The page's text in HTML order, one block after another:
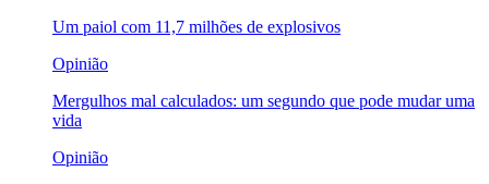
Um paiol com 11,7 milhões de explosivos
Opinião
Mergulhos mal calculados: um segundo que pode mudar uma
vida
Opinião